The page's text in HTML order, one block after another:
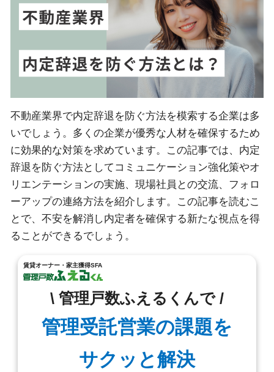
不動産業界で内定辞退を防ぐ方法を模索する企業は多
いでしょう。多くの企業が優秀な人材を確保するため
に効果的な対策を求めています。この記事では、内定
辞退を防ぐ方法としてコミュニケーション強化策やオ
リエンテーションの実施、現場社員との交流、フォロ
ーアップの連絡方法を紹介します。この記事を読むこ
とで、不安を解消し内定者を確保する新たな視点を得
ることができるでしょう。
賃貸オーナー・家主獲得SFA
\ 管理戸数ふえるくんで /
管理受託営業の課題を
サクッと解決